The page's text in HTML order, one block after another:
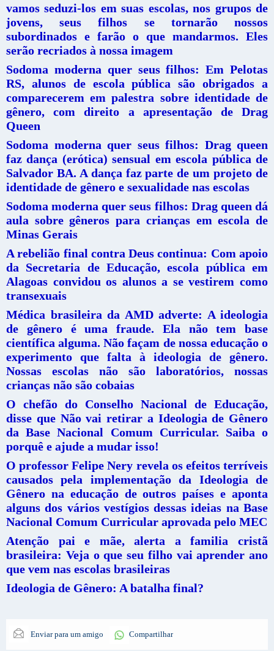
vamos seduzi-los em suas escolas, nos grupos de
jovens, seus filhos se tornarão nossos
subordinados e farão o que mandarmos. Eles
serão recriados à nossa imagem
Sodoma moderna quer seus filhos: Em Pelotas
RS, alunos de escola pública são obrigados a
comparecerem em palestra sobre identidade de
gênero, com direito a apresentação de Drag
Queen
Sodoma moderna quer seus filhos: Drag queen
faz dança (erótica) sensual em escola pública de
Salvador BA. A dança faz parte de um projeto de
identidade de gênero e sexualidade nas escolas
Sodoma moderna quer seus filhos: Drag queen dá
aula sobre gêneros para crianças em escola de
Minas Gerais
A rebelião final contra Deus continua: Com apoio
da Secretaria de Educação, escola pública em
Alagoas convidou os alunos a se vestirem como
transexuais
Médica brasileira da AMD adverte: A ideologia
de gênero é uma fraude. Ela não tem base
científica alguma. Não façam de nossa educação o
experimento que falta à ideologia de gênero.
Nossas escolas não são laboratórios, nossas
crianças não são cobaias
O chefão do Conselho Nacional de Educação,
disse que Não vai retirar a Ideologia de Gênero
da Base Nacional Comum Curricular. Saiba o
porquê e ajude a mudar isso!
O professor Felipe Nery revela os efeitos terríveis
causados pela implementação da Ideologia de
Gênero na educação de outros países e aponta
alguns dos vários vestígios dessas ideias na Base
Nacional Comum Curricular aprovada pelo MEC
Atenção pai e mãe, alerta a familia cristã
brasileira: Veja o que seu filho vai aprender ano
que vem nas escolas brasileiras
Ideologia de Gênero: A batalha final?
Enviar para um amigo Compartilhar